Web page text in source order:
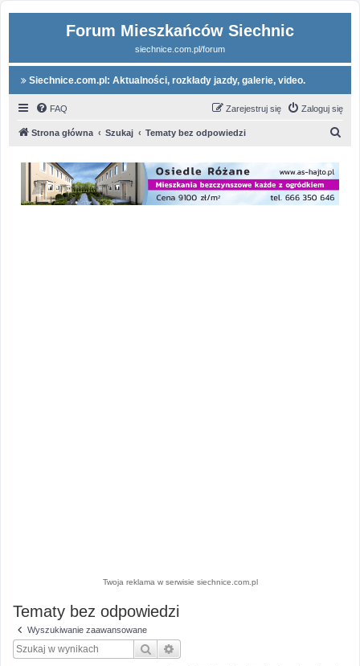
Forum Mieszkańców Siechnic
siechnice.com.pl/forum
Siechnice.com.pl: Aktualności, rozkłady jazdy, galerie, video.
FAQ Zaloguj się
Zarejestruj się
Strona główna Szukaj Tematy bez odpowiedzi
Twoja reklama w serwisie siechnice.com.pl
Tematy bez odpowiedzi
Wyszukiwanie zaawansowane
Szukaj